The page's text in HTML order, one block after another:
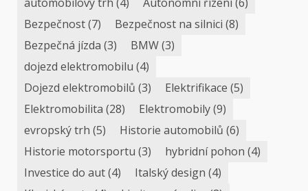
automobilový trh (4) Autonomní řízení(6)
Bezpečnost(7) Bezpečnost na silnici (8)
Bezpečná jízda (3) BMW(3)
dojezd elektromobilu (4)
Dojezd elektromobilů (3) Elektrifikace (5)
Elektromobilita (28) Elektromobily(9)
evropský trh (5) Historie automobilů (6)
Historie motorsportu (3) hybridní pohon (4)
Investice do aut(4) Italský design (4)